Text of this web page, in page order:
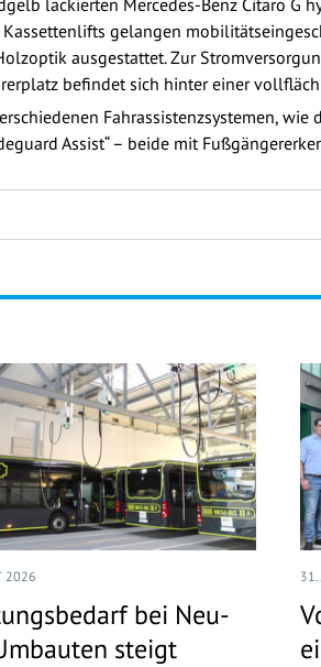
lackierten Mercedes-Benz Citaro G
gelangen
ausgestattet. Zur
befindet sich hinter einer
Fahrassistenzsystemen, wie
Assist“ – beide mit
2026
bei Neu-
steigt
31.